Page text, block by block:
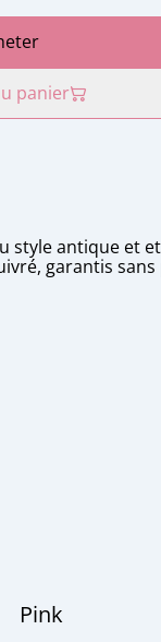
panier
style antique et
garantis
Pink